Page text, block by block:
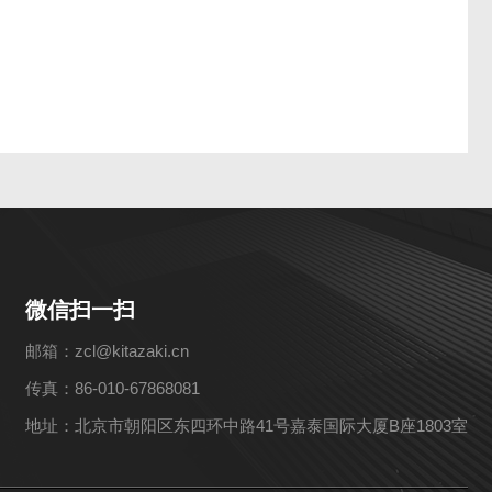
微信扫一扫
邮箱：zcl@kitazaki.cn
传真：86-010-67868081
地址：北京市朝阳区东四环中路41号嘉泰国际大厦B座1803室